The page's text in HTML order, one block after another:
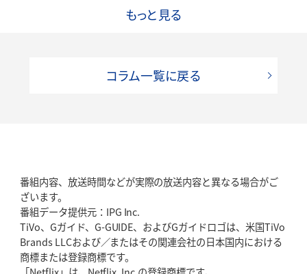
もっと見る
コラム一覧に戻る
番組内容、放送時間などが実際の放送内容と異なる場合がご
ざいます。
番組データ提供元：IPG Inc.
TiVo、Gガイド、G-GUIDE、およびGガイドロゴは、米国TiVo
Brands LLCおよび／またはその関連会社の日本国内における
商標または登録商標です。